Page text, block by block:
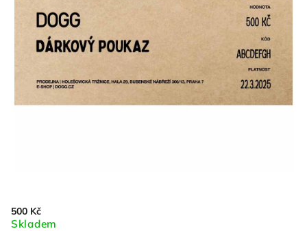
500 Kč
Skladem